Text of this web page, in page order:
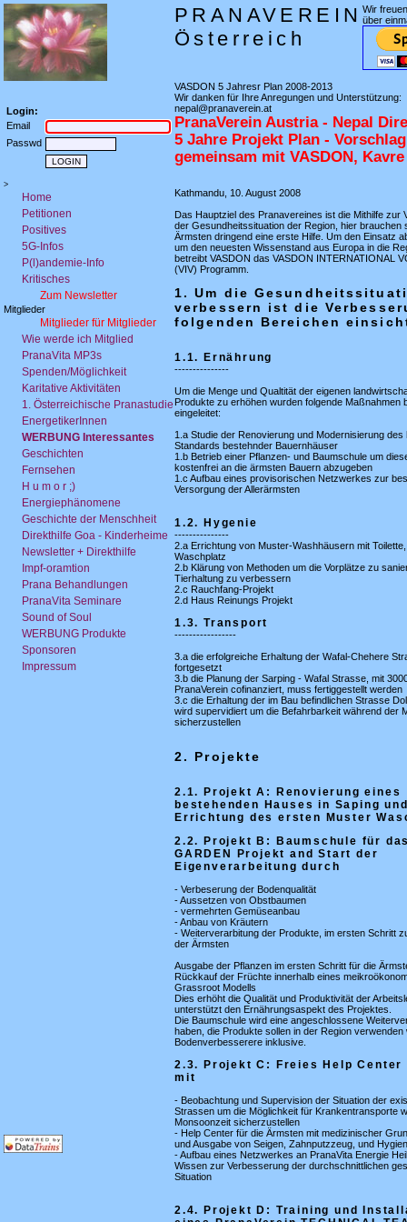
PRANAVEREIN
Österreich
Wir
über
Login:
Email
Passwd
>
Home
Petitionen
Positives
5G-Infos
P(l)andemie-Info
Kritisches
Zum Newsletter
Mitglieder
Mitglieder für Mitglieder
Wie werde ich Mitglied
PranaVita MP3s
Spenden/Möglichkeit
Karitative Aktivitäten
1. Österreichische Pranastudie
EnergetikerInnen
WERBUNG Interessantes
Geschichten
Fernsehen
H u m o r ;)
Energiephänomene
Geschichte der Menschheit
Direkthilfe Goa - Kinderheime
Newsletter + Direkthilfe
Impf-oramtion
Prana Behandlungen
PranaVita Seminare
Sound of Soul
WERBUNG Produkte
Sponsoren
Impressum
VASDON 5 Jahresr Plan 2008-2013
Wir danken für Ihre Anregungen und Unterstützung:
nepal@pranaverein.at
PranaVerein Austria - Nepal
5 Jahre Projekt Plan -
gemeinsam mit VASDON,
Kathmandu, 10. August 2008
Das Hauptziel des Pranavereines ist die Mithilfe zur
der Gesundheitssituation der Region, hier brauchen
Ärmsten dringend eine erste Hilfe. Um den Einsatz
um den neuesten Wissenstand aus Europa in die
betreibt VASDON das VASDON INTERNATIONAL
(VIV) Programm.
1. Um die
verbessern ist die
folgenden Bereichen
1.1. Ernährung
---------------
Um die Menge und Qualtität der eigenen
Produkte zu erhöhen wurden folgende Maßnahmen
eingeleitet:
1.a Studie der Renovierung und Modernisierung des
Standards bestehnder Bauernhäuser
1.b Betrieb einer Pflanzen- und Baumschule um
kostenfrei an die ärmsten Bauern abzugeben
1.c Aufbau eines provisorischen Netzwerkes zur
Versorgung der Allerärmsten
1.2. Hygenie
---------------
2.a Errichtung von Muster-Washhäusern mit
Waschplatz
2.b Klärung von Methoden um die Vorplätze zu
Tierhaltung zu verbessern
2.c Rauchfang-Projekt
2.d Haus Reinungs Projekt
1.3. Transport
-----------------
3.a die erfolgreiche Erhaltung der Wafal-Chehere
fortgesetzt
3.b die Planung der Sarping - Wafal Strasse, mit
PranaVerein cofinanziert, muss fertiggestellt werden
3.c die Erhaltung der im Bau befindlichen Strasse
wird supervidiert um die Befahrbarkeit während der
sicherzustellen
2. Projekte
2.1. Projekt A: Renovierung eines
bestehenden Hauses in Saping
Errichtung des ersten Muster
2.2. Projekt B: Baumschule für das
GARDEN Projekt and Start der
Eigenverarbeitung durch
- Verbeserung der Bodenqualität
- Aussetzen von Obstbaumen
- vermehrten Gemüseanbau
- Anbau von Kräutern
- Weiterverarbitung der Produkte, im ersten Schritt
der Ärmsten
Ausgabe der Pflanzen im ersten Schritt für die
Rückkauf der Früchte innerhalb eines
Grassroot Modells
Dies erhöht die Qualität und Produktivität der
unterstützt den Ernährungsaspekt des Projektes.
Die Baumschule wird eine angeschlossene
haben, die Produkte sollen in der Region verwenden
Bodenverbesserere inklusive.
2.3. Projekt C: Freies Help Center
mit
- Beobachtung und Supervision der Situation der
Strassen um die Möglichkeit für Krankentransporte
Monsoonzeit sicherzustellen
- Help Center für die Ärmsten mit medizinischer
und Ausgabe von Seigen, Zahnputzzeug, und
- Aufbau eines Netzwerkes an PranaVita Energie
Wissen zur Verbesserung der durchschnittlichen
Situation
2.4. Projekt D: Training und